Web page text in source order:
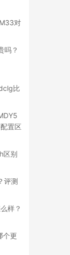
对
吗？
比
置区
区别
评测
样？
个更